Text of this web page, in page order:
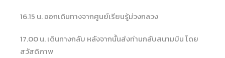
16.15 น. ออกเดินทางจากศูนย์เรียนรู้ม่วงกลวง
17.00 น. เดินทางกลับ หลังจากนั้นส่งท่านกลับสนามบิน โดย
สวัสดิภาพ